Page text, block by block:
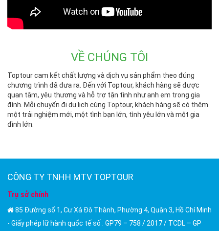
VỀ CHÚNG TÔI
Toptour cam kết chất lượng và dịch vụ sản phẩm theo đúng
chương trình đã đưa ra. Đến với Toptour, khách hàng sẽ được
quan tâm, yêu thương và hỗ trợ tận tình như anh em trong gia
đình. Mỗi chuyến đi du lịch cùng Toptour, khách hàng sẽ có thêm
một trải nghiệm mới, một tình bạn lớn, tình yêu lớn và một gia
đình lớn.
CÔNG TY TNHH MTV TOPTOUR
Trụ sở chính
85 Đường số 1, Cư Xá Đô Thành, Phường 4, Quận 3, Hồ Chí Minh
- Giấy phép lữ hành quốc tế số : GP79 – 758 / 2017 / TCDL – GP